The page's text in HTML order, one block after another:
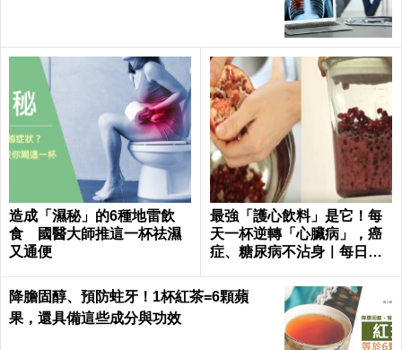
造成「濕秘」的6種地雷飲
食 國醫大師推這一杯祛濕
又通便
最強「護心飲料」是它！每
天一杯逆轉「心臟病」，癌
症、糖尿病不沾身｜每日健
降膽固醇、預防蛀牙！1杯紅茶=6顆蘋
果，還具備這些成分與功效